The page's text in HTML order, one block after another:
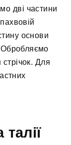
дві частини
основи
Обробляємо
Для